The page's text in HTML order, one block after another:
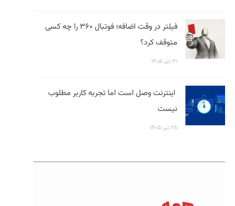
فیلتر در وقت اضافه؛ فوتبال ۳۶۰ را چه کسی
متوقف کرد؟
۳۱ تیر ۱۴۰۵
اینترنت وصل است اما تجربه کاربر مطلوب
نیست
۲۸ تیر ۱۴۰۵